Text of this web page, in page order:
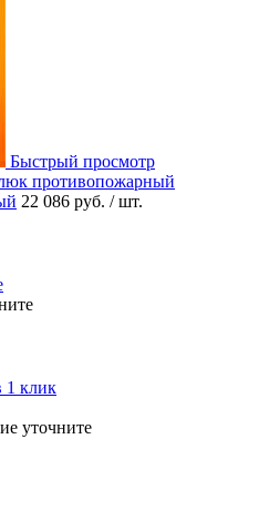
Быстрый просмотр
противопожарный
22 086 руб. / шт.
1 клик
уточните